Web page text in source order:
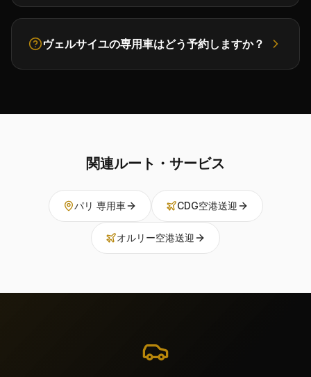
ヴェルサイユの専用車はどう予約しますか？
関連ルート・サービス
パリ 専用車 CDG空港送迎
オルリー空港送迎